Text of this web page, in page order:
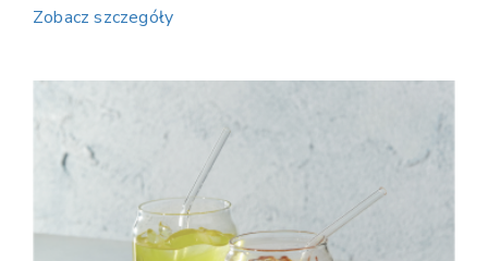
Zobacz szczegóły